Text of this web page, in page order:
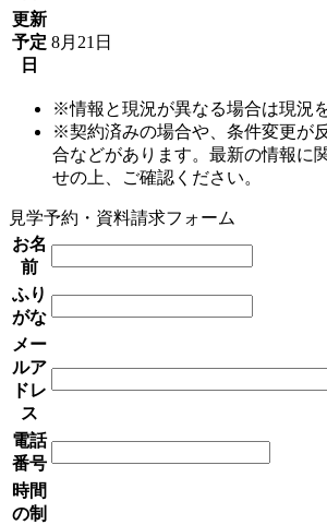
更新
予定
日
8月21日
※情報と現況が異なる場合は現況
※契約済みの場合や、条件変更が
合などがあります。最新の情報に
せの上、ご確認ください。
見学予約・資料請求フォーム
お名
前
ふり
がな
メー
ルア
ドレ
ス
電話
番号
時間
の制